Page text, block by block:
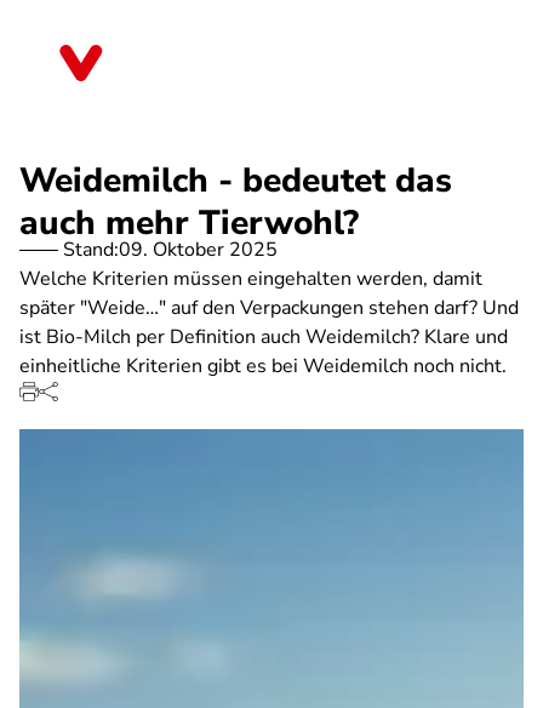
Weidemilch - bedeutet das
auch mehr Tierwohl?
Stand:09. Oktober 2025
Welche Kriterien müssen eingehalten werden, damit
später "Weide…" auf den Verpackungen stehen darf? Und
ist Bio-Milch per Definition auch Weidemilch? Klare und
einheitliche Kriterien gibt es bei Weidemilch noch nicht.